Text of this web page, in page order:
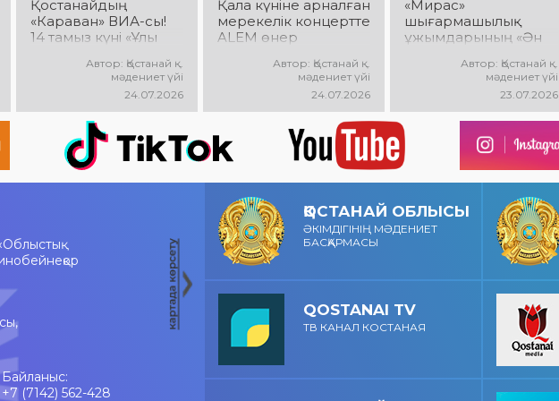
Қостанайдың
«Караван» ВИА-сы!
14 тамыз күні «Ұлы
«Караван» ВИА-
сының мерекелік
концерті өтеді!
Сіздерді сүйікті
әндер, жанды
музыка, жарқын
эмоциялар мен
көтеріңкі көңіл күй
Автор: Қостанай қ.
мәдениет үйі
24.07.2026
Қала күніне арналған
мерекелік концертте
ALEM өнер
Автор: Қостанай қ.
мәдениет үйі
24.07.2026
«Мирас»
шығармашылық
ұжымдарының «Ән
Қостанай» көшпелі
концерті өтеді!
Баршаңызды
мерекелік
концертке
шақырамыз!
Автор: Қостанай қ.
мәдениет үйі
23.07.2026
Байланыс:
+7 (7142) 562-428
ҚОСТАНАЙ ОБЛЫСЫ
ӘКІМДІГІНІҢ МӘДЕНИЕТ
БАСҚАРМАСЫ
QOSTANAI TV
ТВ КАНАЛ КОСТАНАЯ